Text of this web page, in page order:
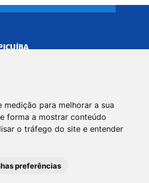
para melhorar a sua
forma a mostrar conteúdo
o tráfego do site e entender
preferências
Carapicuíba/SP
Carapicuíba/SP